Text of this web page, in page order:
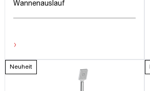
Wannenauslauf
›
Neuheit